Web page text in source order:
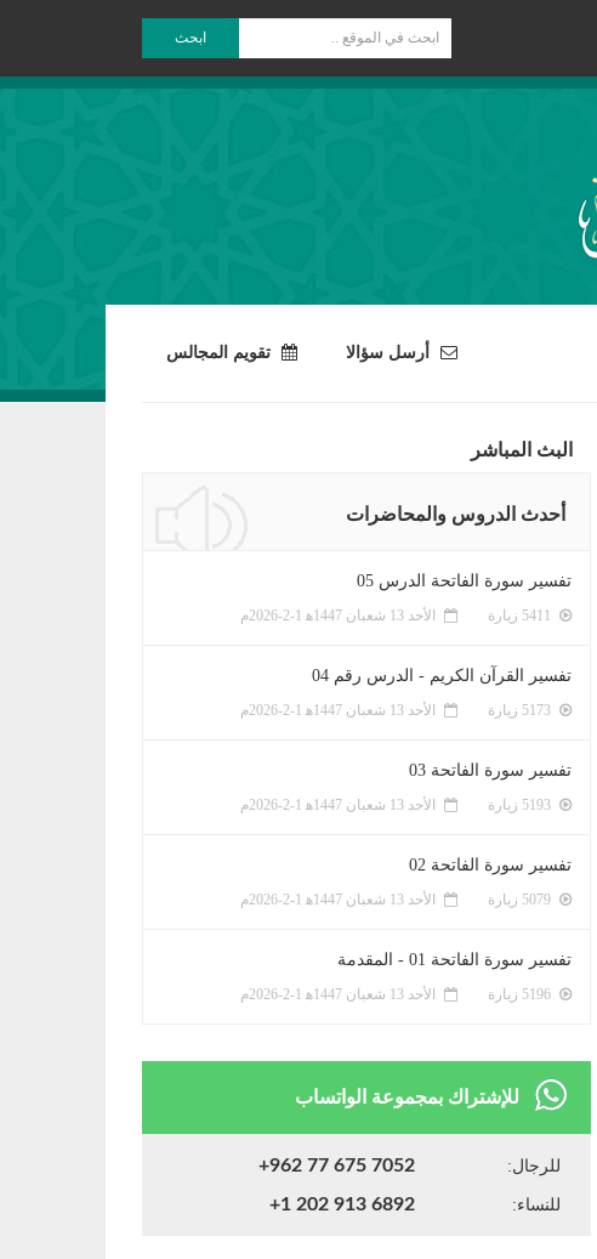
ابحث
أرسل سؤالا تقويم المجالس
البث المباشر
أحدث الدروس والمحاضرات
تفسير سورة الفاتحة الدرس 05
الأحد 13 شعبان 1447ﻫ 1-2-2026م
تفسير القرآن الكريم - الدرس رقم 04
الأحد 13 شعبان 1447ﻫ 1-2-2026م
تفسير سورة الفاتحة 03
الأحد 13 شعبان 1447ﻫ 1-2-2026م
تفسير سورة الفاتحة 02
الأحد 13 شعبان 1447ﻫ 1-2-2026م
تفسير سورة الفاتحة 01 - المقدمة
الأحد 13 شعبان 1447ﻫ 1-2-2026م
للإشتراك بمجموعة الواتساب
للرجال: +962 77 675 7052
للنساء: +1 202 913 6892